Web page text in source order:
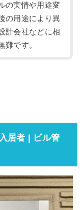
の実情や用途変
の用途により異
計会社などに相
難です。
居者 | ビル管